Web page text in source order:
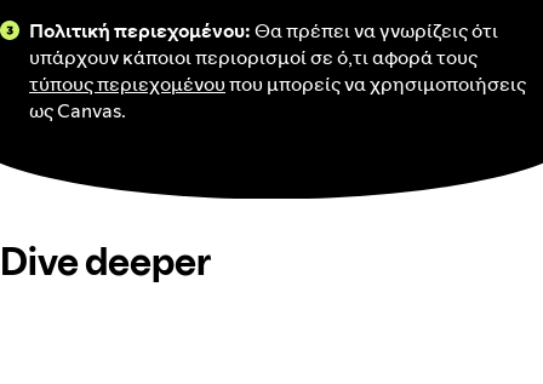
Πολιτική περιεχομένου:Θα πρέπει να γνωρίζεις ότι
υπάρχουν κάποιοι περιορισμοί σε ό,τι αφορά τους
τύπους περιεχομένουπου μπορείς να χρησιμοποιήσεις
ως Canvas.
Dive deeper